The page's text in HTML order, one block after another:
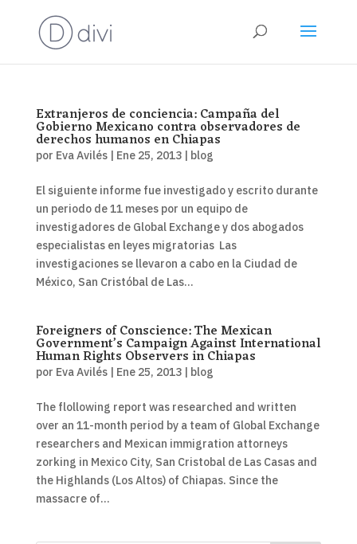
Extranjeros de conciencia: Campaña del
Gobierno Mexicano contra observadores de
derechos humanos en Chiapas
por Eva Avilés| Ene 25, 2013| blog
El siguiente informe fue investigado y escrito durante
un periodo de 11 meses por un equipo de
investigadores de Global Exchange y dos abogados
especialistas en leyes migratorias Las
investigaciones se llevaron a cabo en la Ciudad de
México, San Cristóbal de Las...
Foreigners of Conscience: The Mexican
Government’s Campaign Against International
Human Rights Observers in Chiapas
por Eva Avilés| Ene 25, 2013| blog
The flollowing report was researched and written
over an 11-month period by a team of Global Exchange
researchers and Mexican immigration attorneys
zorking in Mexico City, San Cristobal de Las Casas and
the Highlands (Los Altos) of Chiapas. Since the
massacre of...